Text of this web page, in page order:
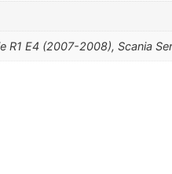
R1 E4 (2007-2008), Scania